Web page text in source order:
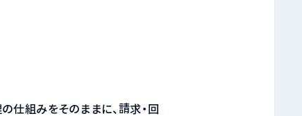
仕組みをそのままに、請求・回